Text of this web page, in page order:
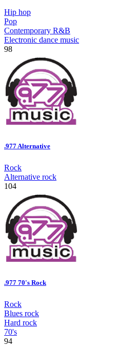
Hip hop
Pop
Contemporary R&B
Electronic dance music
98
.977 Alternative
Rock
Alternative rock
104
.977 70's Rock
Rock
Blues rock
Hard rock
70's
94